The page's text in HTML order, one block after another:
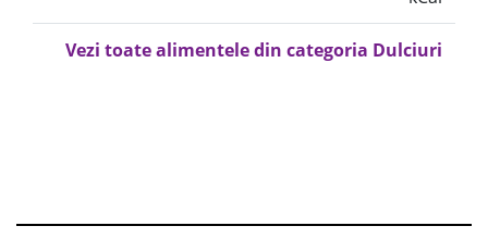
Vezi toate alimentele din categoria Dulciuri